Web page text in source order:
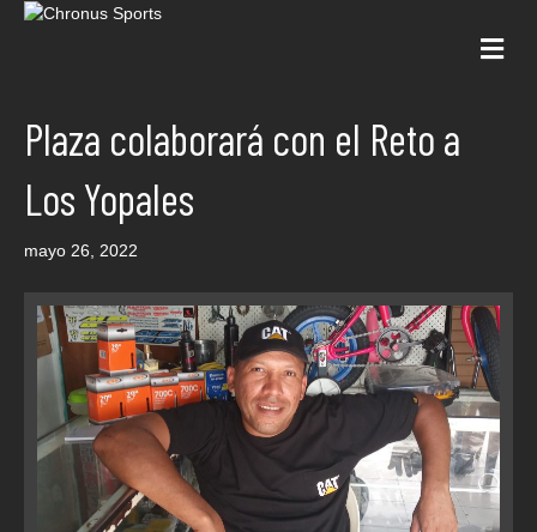
Plaza colaborará con el Reto a
Los Yopales
mayo 26, 2022